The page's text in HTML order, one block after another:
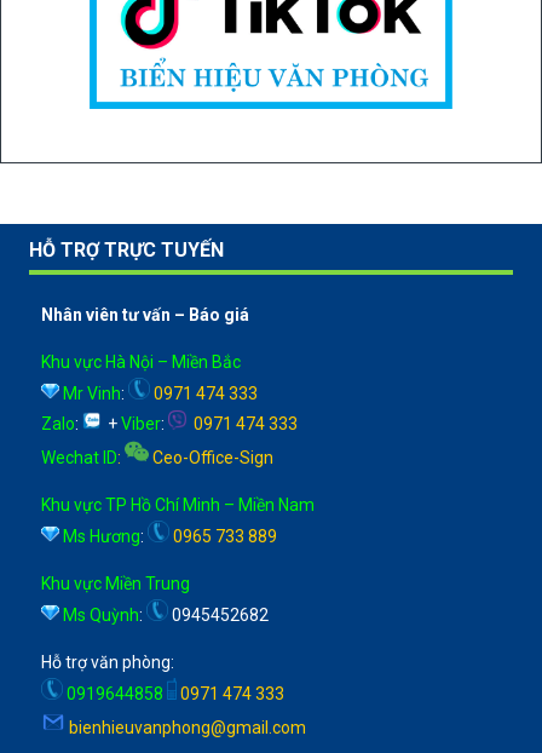
HỖ TRỢ TRỰC TUYẾN
Nhân viên tư vấn – Báo giá
Khu vực Hà Nội – Miền Bắc
Mr Vinh:
0971 474 333
Zalo: +Viber:
0971 474 333
Wechat ID: Ceo-Office-Sign
Khu vực TP Hồ Chí Minh – Miền Nam
Ms Hương: 0965 733 889
Khu vực Miền Trung
Ms Quỳnh: 0945452682
Hỗ trợ văn phòng:
0919644858
0971 474 333
bienhieuvanphong@gmail.com